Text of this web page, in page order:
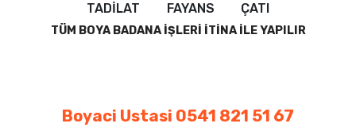
TADİLAT FAYANS ÇATI
TÜM BOYA BADANA İŞLERİ İTİNA İLE YAPILIR
Boyaci Ustasi 0541 821 51 67